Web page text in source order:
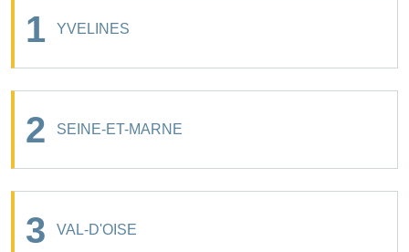
1 YVELINES
2 SEINE-ET-MARNE
3 VAL-D'OISE